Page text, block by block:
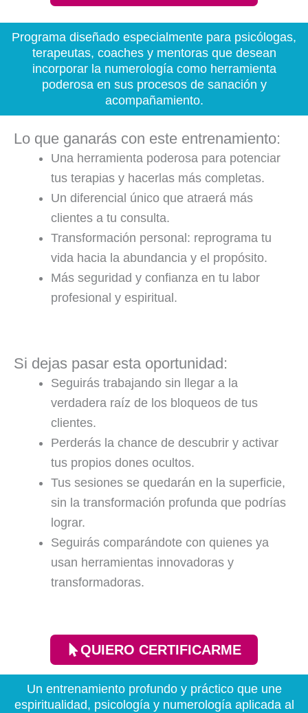
Programa diseñado especialmente para psicólogas,
terapeutas, coaches y mentoras que desean
incorporar la numerología como herramienta
poderosa en sus procesos de sanación y
acompañamiento.
Lo que ganarás con este entrenamiento:
Una herramienta poderosa para potenciar
tus terapias y hacerlas más completas.
Un diferencial único que atraerá más
clientes a tu consulta.
Transformación personal: reprograma tu
vida hacia la abundancia y el propósito.
Más seguridad y confianza en tu labor
profesional y espiritual.
Si dejas pasar esta oportunidad:
Seguirás trabajando sin llegar a la
verdadera raíz de los bloqueos de tus
clientes.
Perderás la chance de descubrir y activar
tus propios dones ocultos.
Tus sesiones se quedarán en la superficie,
sin la transformación profunda que podrías
lograr.
Seguirás comparándote con quienes ya
usan herramientas innovadoras y
transformadoras.
QUIERO CERTIFICARME
Un entrenamiento profundo y práctico que une
espiritualidad, psicología y numerología aplicada al